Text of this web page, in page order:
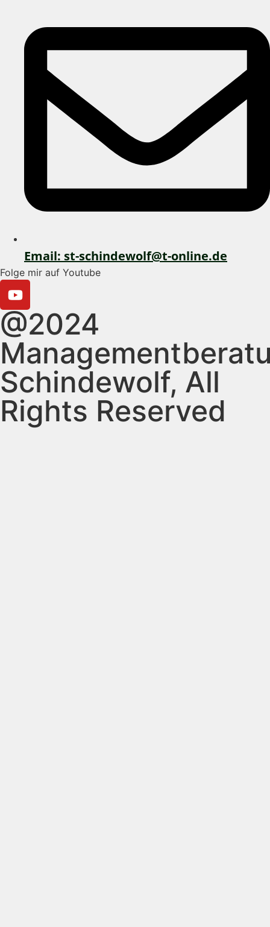
Email: st-schindewolf@t-online.de
Folge mir auf Youtube
@2024
Schindewolf, All
Rights Reserved